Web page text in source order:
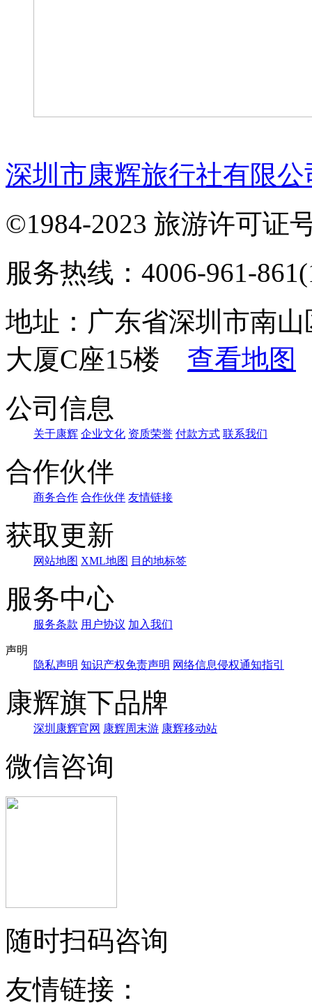
深圳市康辉旅行社有限
©1984-2023 旅游许可证
服务热线：4006-961-
地址：广东省深圳市南
大厦C座15楼 查看地图
公司信息
关于康辉 企业文化 资质荣誉 付款方式 联系我们
合作伙伴
商务合作 合作伙伴 友情链接
获取更新
网站地图 XML地图 目的地标签
服务中心
服务条款 用户协议 加入我们
声明
隐私声明 知识产权免责声明 网络信息侵权通知指引
康辉旗下品牌
深圳康辉官网 康辉周末游 康辉移动站
微信咨询
随时扫码咨询
友情链接：